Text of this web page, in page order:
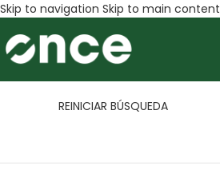
Skip to navigation Skip to main content
REINICIAR BÚSQUEDA